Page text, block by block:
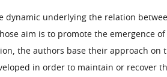
underlying the relation
aim is to promote the emergence
the authors base their approach on
in order to maintain or recover